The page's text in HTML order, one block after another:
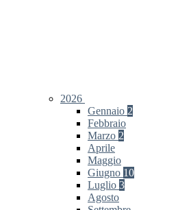
2026
Gennaio 2
Febbraio
Marzo 2
Aprile
Maggio
Giugno 10
Luglio 3
Agosto